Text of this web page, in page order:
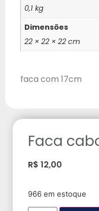
0,1 kg
Dimensões
22 × 22 × 22 cm
faca com 17cm
Faca
R$ 12,00
966 em estoque